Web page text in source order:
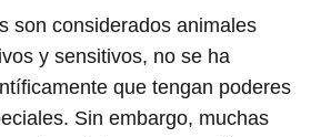
son considerados animales
y sensitivos, no se ha
que tengan poderes
Sin embargo, muchas